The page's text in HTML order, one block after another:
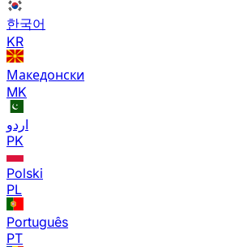
한국어
KR
Македонски
MK
اردو
PK
Polski
PL
Português
PT